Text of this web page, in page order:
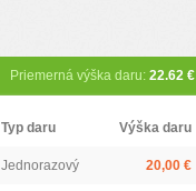
Priemerná výška daru: 22.62 €
Typ daru Výška daru
Jednorazový 20,00 €